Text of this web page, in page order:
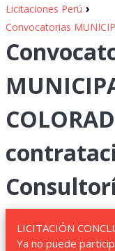
Licitaciones Perú ›
Convocatorias
LICITACIÓN
Ya no puede